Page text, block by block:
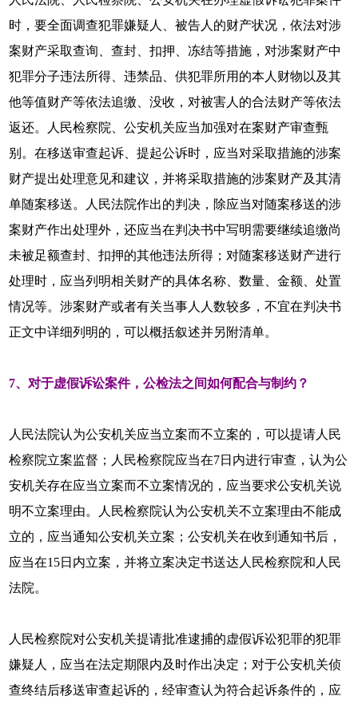
时，要全面调查犯罪嫌疑人、被告人的财产状况，依法对涉
案财产采取查询、查封、扣押、冻结等措施，对涉案财产中
犯罪分子违法所得、违禁品、供犯罪所用的本人财物以及其
他等值财产等依法追缴、没收，对被害人的合法财产等依法
返还。人民检察院、公安机关应当加强对在案财产审查甄
别。在移送审查起诉、提起公诉时，应当对采取措施的涉案
财产提出处理意见和建议，并将采取措施的涉案财产及其清
单随案移送。人民法院作出的判决，除应当对随案移送的涉
案财产作出处理外，还应当在判决书中写明需要继续追缴尚
未被足额查封、扣押的其他违法所得；对随案移送财产进行
处理时，应当列明相关财产的具体名称、数量、金额、处置
情况等。涉案财产或者有关当事人人数较多，不宜在判决书
正文中详细列明的，可以概括叙述并另附清单。
7、对于虚假诉讼案件，公检法之间如何配合与制约？
人民法院认为公安机关应当立案而不立案的，可以提请人民
检察院立案监督；人民检察院应当在7日内进行审查，认为公
安机关存在应当立案而不立案情况的，应当要求公安机关说
明不立案理由。人民检察院认为公安机关不立案理由不能成
立的，应当通知公安机关立案；公安机关在收到通知书后，
应当在15日内立案，并将立案决定书送达人民检察院和人民
法院。
人民检察院对公安机关提请批准逮捕的虚假诉讼犯罪的犯罪
嫌疑人，应当在法定期限内及时作出决定；对于公安机关侦
查终结后移送审查起诉的，经审查认为符合起诉条件的，应